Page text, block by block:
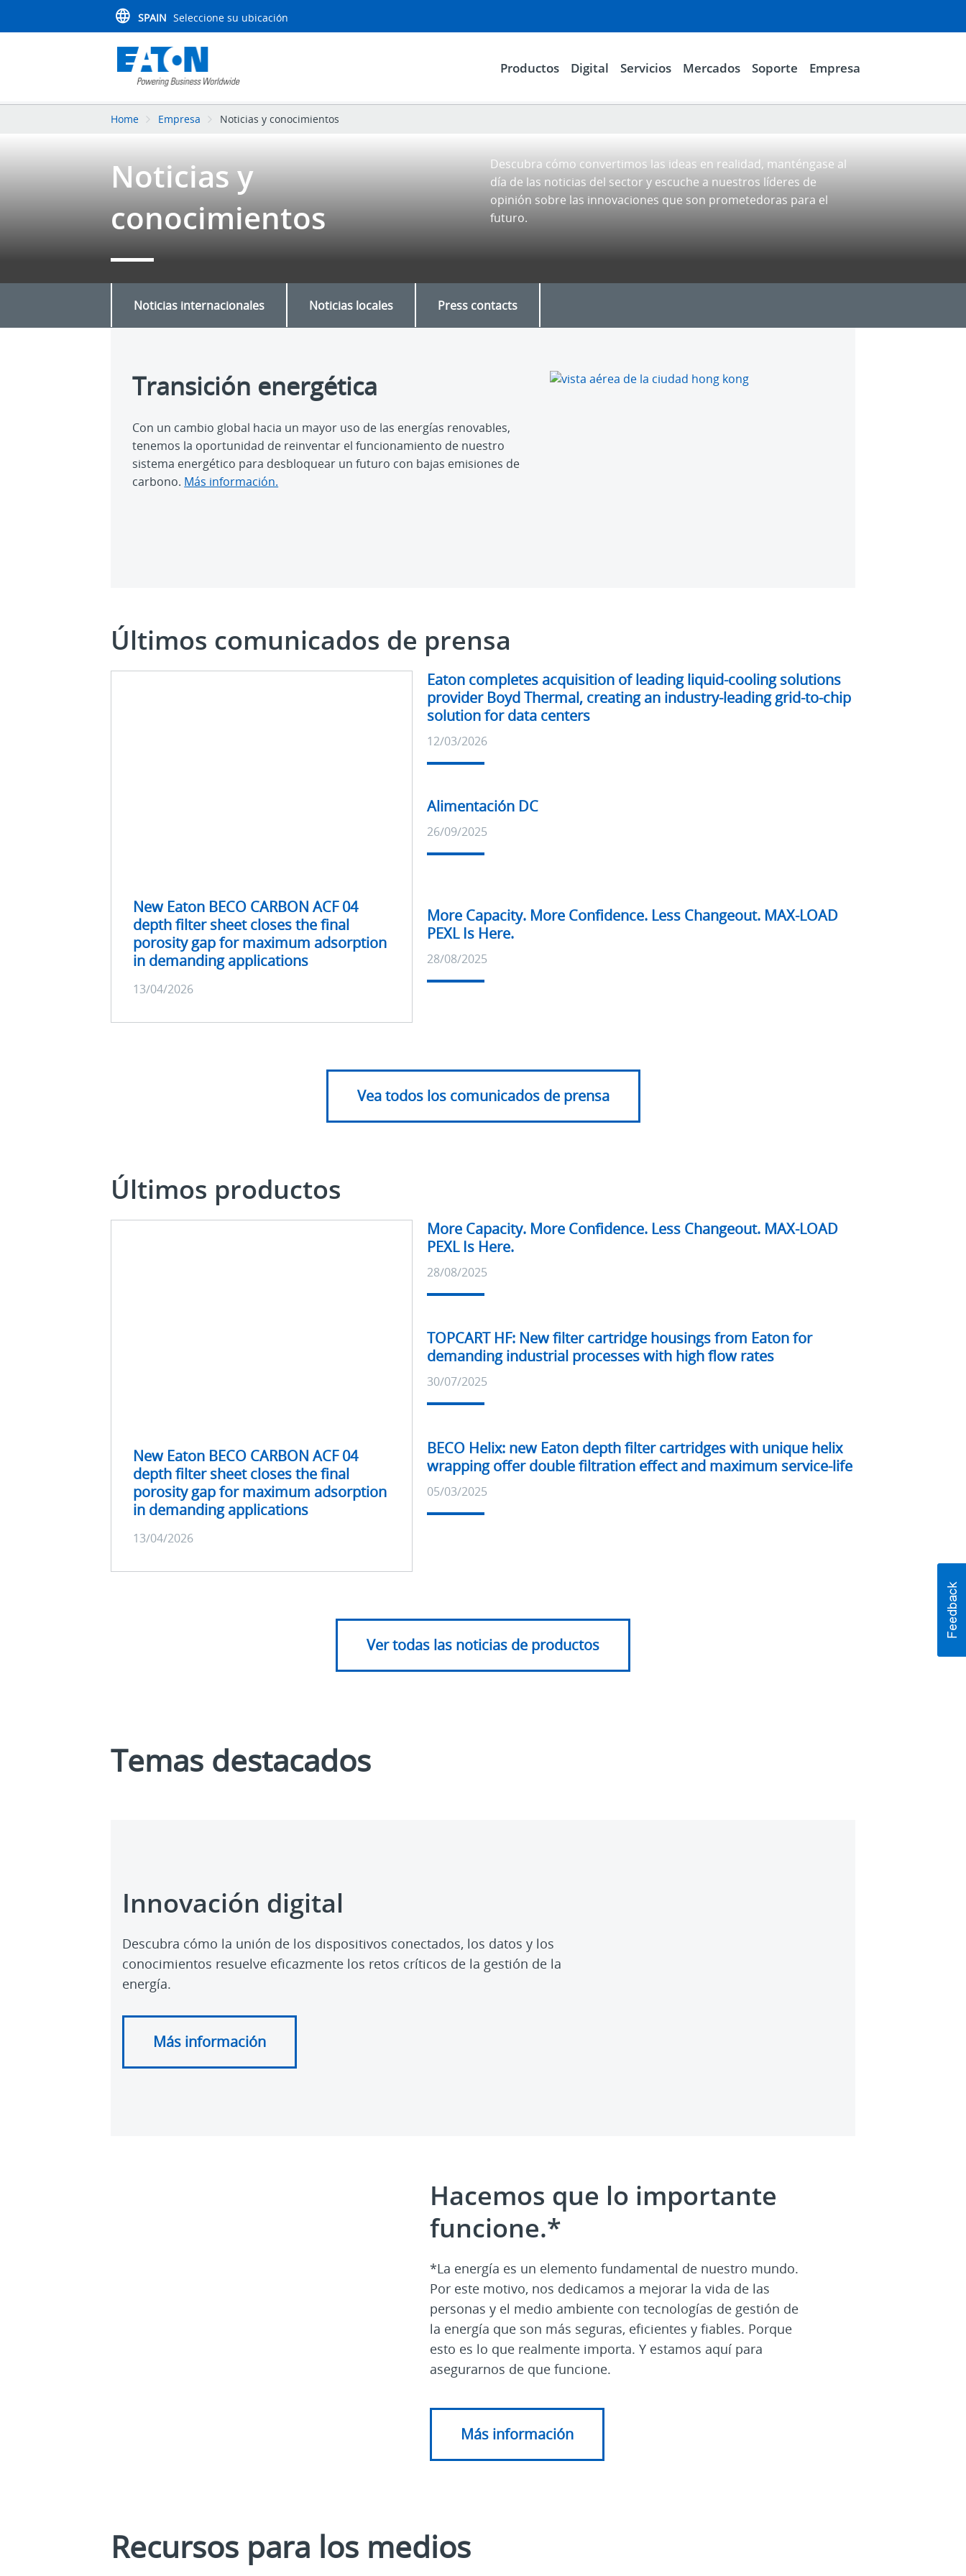
SPAIN Seleccione su ubicación
Productos Digital Servicios Mercados Soporte Empresa
Home Empresa Noticias y conocimientos
Noticias y
conocimientos
Descubra cómo convertimos las ideas en realidad, manténgase al
día de las noticias del sector y escuche a nuestros líderes de
opinión sobre las innovaciones que son prometedoras para el
futuro.
Noticias internacionales Noticias locales Press contacts
Transición energética
Con un cambio global hacia un mayor uso de las energías renovables,
tenemos la oportunidad de reinventar el funcionamiento de nuestro
sistema energético para desbloquear un futuro con bajas emisiones de
carbono. Más información.
Últimos comunicados de prensa
New Eaton BECO CARBON ACF 04
depth filter sheet closes the final
porosity gap for maximum adsorption
in demanding applications
13/04/2026
Últimos
comunicados
de
prensa
Eaton completes acquisition of leading liquid-cooling solutions
provider Boyd Thermal, creating an industry-leading grid-to-chip
solution for data centers
12/03/2026
Últimos
de
prensa
Alimentación DC
26/09/2025
Últimos
comunicados
prensa
More Capacity. More Confidence. Less Changeout. MAX-LOAD
PEXL Is Here.
28/08/2025
Vea todos los comunicados de prensa
Últimos productos
New Eaton BECO CARBON ACF 04
depth filter sheet closes the final
porosity gap for maximum adsorption
in demanding applications
13/04/2026
Últimos
productos
More Capacity. More Confidence. Less Changeout. MAX-LOAD
PEXL Is Here.
28/08/2025
Últimos
productos
TOPCART HF: New filter cartridge housings from Eaton for
demanding industrial processes with high flow rates
30/07/2025
Últimos
productos
BECO Helix: new Eaton depth filter cartridges with unique helix
wrapping offer double filtration effect and maximum service-life
05/03/2025
Ver todas las noticias de productos
Temas destacados
Innovación digital
Descubra cómo la unión de los dispositivos conectados, los datos y los
conocimientos resuelve eficazmente los retos críticos de la gestión de la
energía.
Más información
Hacemos que lo importante
funcione.*
*La energía es un elemento fundamental de nuestro mundo.
Por este motivo, nos dedicamos a mejorar la vida de las
personas y el medio ambiente con tecnologías de gestión de
la energía que son más seguras, eficientes y fiables. Porque
esto es lo que realmente importa. Y estamos aquí para
asegurarnos de que funcione.
Más información
Recursos para los medios